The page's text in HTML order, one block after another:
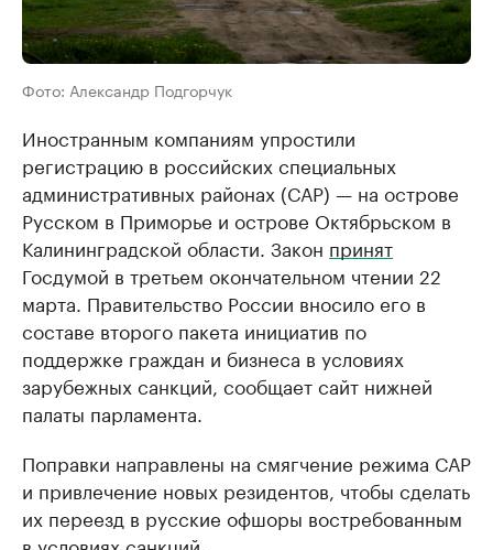
Фото: Александр Подгорчук
Иностранным компаниям упростили
регистрацию в российских специальных
административных районах (САР) — на острове
Русском в Приморье и острове Октябрьском в
Калининградской области. Закон принят
Госдумой в третьем окончательном чтении 22
марта. Правительство России вносило его в
составе второго пакета инициатив по
поддержке граждан и бизнеса в условиях
зарубежных санкций, сообщает сайт нижней
палаты парламента.
Поправки направлены на смягчение режима САР
и привлечение новых резидентов, чтобы сделать
их переезд в русские офшоры востребованным
в условиях санкций.